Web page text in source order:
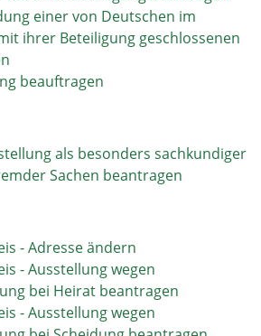
einer von Deutschen im
ihrer Beteiligung geschlossenen
beauftragen
als besonders sachkundiger
Sachen beantragen
- Adresse ändern
- Ausstellung wegen
bei Heirat beantragen
- Ausstellung wegen